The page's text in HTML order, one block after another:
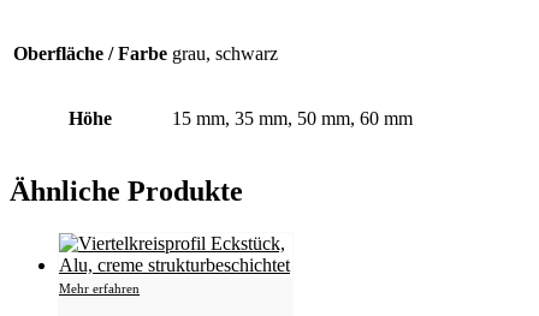
Oberfläche / Farbe grau, schwarz
Höhe 15 mm, 35 mm, 50 mm, 60 mm
Ähnliche Produkte
Mehr erfahren